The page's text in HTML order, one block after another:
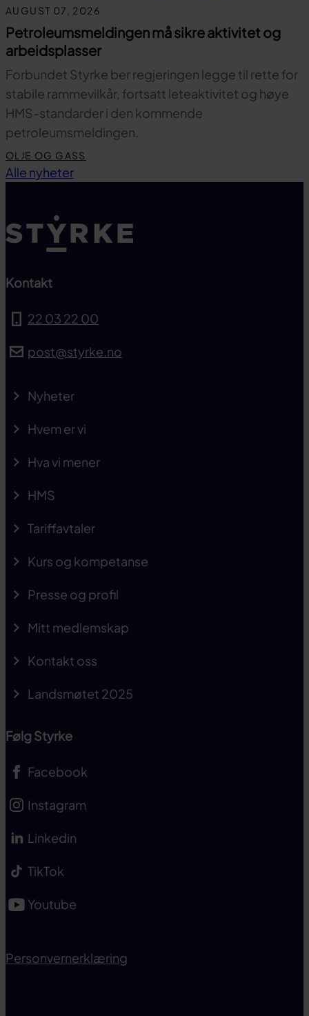
AUGUST 07, 2026
Petroleumsmeldingen må sikre aktivitet og
arbeidsplasser
Forbundet Styrke ber regjeringen legge til rette for
stabile rammevilkår, fortsatt leteaktivitet og høye
HMS-standarder i den kommende
petroleumsmeldingen.
OLJE OG GASS
Alle nyheter
Kontakt
22 03 22 00
post@styrke.no
Nyheter
Hvem er vi
Hva vi mener
HMS
Tariffavtaler
Kurs og kompetanse
Presse og profil
Mitt medlemskap
Kontakt oss
Landsmøtet 2025
Følg Styrke
Facebook
Instagram
Linkedin
TikTok
Youtube
Personvernerklæring